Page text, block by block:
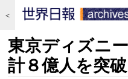
＜
東京ディズニ
計８億人を突破